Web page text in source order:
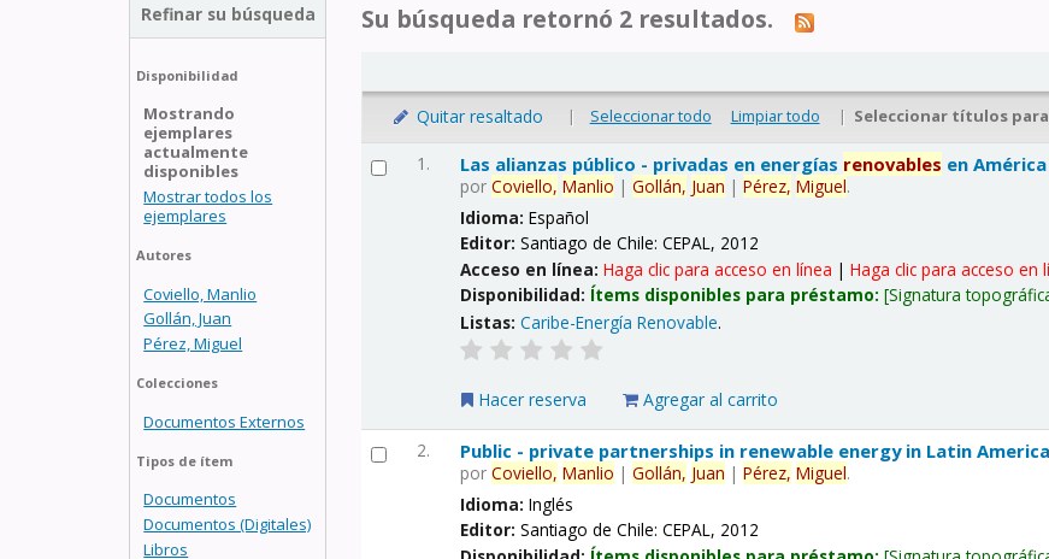
Refinar su búsqueda
Disponibilidad
Mostrando
ejemplares
actualmente
disponibles
Mostrar todos los
ejemplares
Autores
Coviello, Manlio
Gollán, Juan
Pérez, Miguel
Colecciones
Documentos Externos
Tipos de ítem
Documentos
Documentos (Digitales)
Libros
Su búsqueda retornó 2 resultados.
Quitar resaltado | Seleccionar todo Limpiar todo | Seleccionar títulos
1. Las alianzas público - privadas en energías renovables en América
porCoviello, Manlio |Gollán, Juan |Pérez, Miguel.
Idioma:Español
Editor:Santiago de Chile: CEPAL, 2012
Acceso en línea:Haga clic para acceso en línea |Haga clic para acceso en
Disponibilidad: Ítems disponibles para préstamo: Signatura
Listas: Caribe-Energía Renovable.
Hacer reserva Agregar al carrito
2. Public - private partnerships in renewable energy in Latin
porCoviello, Manlio |Gollán, Juan |Pérez, Miguel.
Idioma:Inglés
Editor:Santiago de Chile: CEPAL, 2012